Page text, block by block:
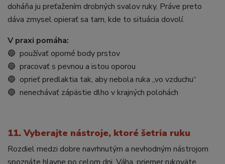
doháňa ju preťažením drobných svalov ruky. Práve preto
dáva zmysel opierať sa tam, kde to situácia dovolí.
V praxi pomáha:
🔵 používať oporné body prstov
🔵 pracovať s pevnou a istou oporou
🔵 oprieť predlaktia tak, aby nebola ruka „vo vzduchu“
🔵 nenechávať zápästie dlho v krajných polohách
11. Vyberajte nástroje, ktoré šetria ruku
Rozdiel medzi dobre navrhnutým a nevhodným nástrojom